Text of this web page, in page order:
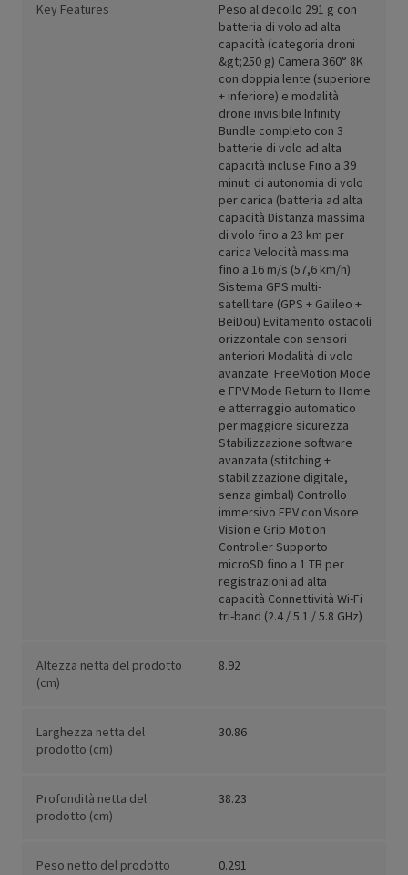
Key Features
Peso al decollo 291 g con
batteria di volo ad alta
capacità (categoria droni
&gt;250 g) Camera 360° 8K
con doppia lente (superiore
+ inferiore) e modalità
drone invisibile Infinity
Bundle completo con 3
batterie di volo ad alta
capacità incluse Fino a 39
minuti di autonomia di volo
per carica (batteria ad alta
capacità Distanza massima
di volo fino a 23 km per
carica Velocità massima
fino a 16 m/s (57,6 km/h)
Sistema GPS multi-
satellitare (GPS + Galileo +
BeiDou) Evitamento ostacoli
orizzontale con sensori
anteriori Modalità di volo
avanzate: FreeMotion Mode
e FPV Mode Return to Home
e atterraggio automatico
per maggiore sicurezza
Stabilizzazione software
avanzata (stitching +
stabilizzazione digitale,
senza gimbal) Controllo
immersivo FPV con Visore
Vision e Grip Motion
Controller Supporto
microSD fino a 1 TB per
registrazioni ad alta
capacità Connettività Wi-Fi
tri-band (2.4 / 5.1 / 5.8 GHz)
Altezza netta del prodotto
(cm)
8.92
Larghezza netta del
prodotto (cm)
30.86
Profondità netta del
prodotto (cm)
38.23
Peso netto del prodotto
0.291